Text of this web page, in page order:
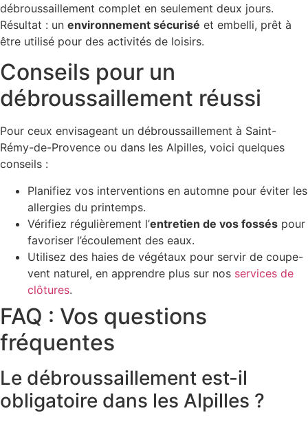
débroussaillement complet en seulement deux jours.
Résultat : un environnement sécurisé et embelli, prêt à
être utilisé pour des activités de loisirs.
Conseils pour un
débroussaillement réussi
Pour ceux envisageant un débroussaillement à Saint-
Rémy-de-Provence ou dans les Alpilles, voici quelques
conseils :
Planifiez vos interventions en automne pour éviter les
allergies du printemps.
Vérifiez régulièrement l’entretien de vos fossés pour
favoriser l’écoulement des eaux.
Utilisez des haies de végétaux pour servir de coupe-
vent naturel, en apprendre plus sur nos services de
clôtures.
FAQ : Vos questions
fréquentes
Le débroussaillement est-il
obligatoire dans les Alpilles ?